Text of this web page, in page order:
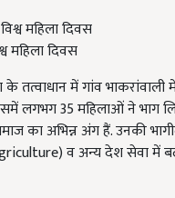
महिला दिवस
के तत्वाधान में गांव
35 महिलाओं ने भाग
का अभिन्न अंग हैं. उनकी
व अन्य देश सेवा में